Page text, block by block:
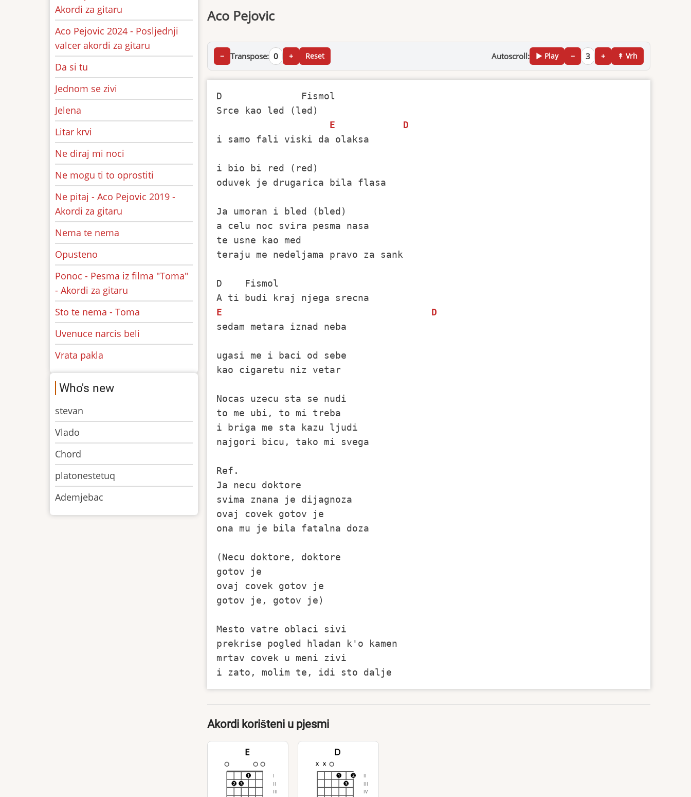
Aco Pejovic
− Transpose: 0 + Reset Autoscroll: ▶ Play − 3 + ↟ Vrh
D              Fismol
Srce kao led (led)
E
D
i samo fali viski da olaksa
i bio bi red (red)
oduvek je drugarica bila flasa
Ja umoran i bled (bled)
a celu noc svira pesma nasa
te usne kao med
teraju me nedeljama pravo za sank
D    Fismol
E
D
sedam metara iznad neba
ugasi me i baci od sebe
kao cigaretu niz vetar
Nocas uzecu sta se nudi
to me ubi, to mi treba
i briga me sta kazu ljudi
najgori bicu, tako mi svega
Ref.
Ja necu doktore
svima znana je dijagnoza
ovaj covek gotov je
ona mu je bila fatalna doza
(Necu doktore, doktore
gotov je
ovaj covek gotov je
gotov je, gotov je)
Mesto vatre oblaci sivi
prekrise pogled hladan k'o kamen
mrtav covek u meni zivi
Akordi korišteni u pjesmi
E
I
II
III
2 3
1
D
x x
II
III
IV
1
3
2
Akordi za gitaru
Aco Pejovic 2024 - Posljednji
valcer akordi za gitaru
Da si tu
Jednom se zivi
Jelena
Litar krvi
Ne diraj mi noci
Ne mogu ti to oprostiti
Ne pitaj - Aco Pejovic 2019 -
Akordi za gitaru
Nema te nema
Opusteno
Ponoc - Pesma iz filma "Toma"
- Akordi za gitaru
Sto te nema - Toma
Uvenuce narcis beli
Vrata pakla
Who's new
stevan
Vlado
Chord
platonestetuq
Ademjebac